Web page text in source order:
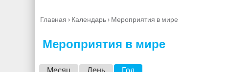
Вы
Главная › Календарь› Мероприятия в мире
Мероприятия в мире